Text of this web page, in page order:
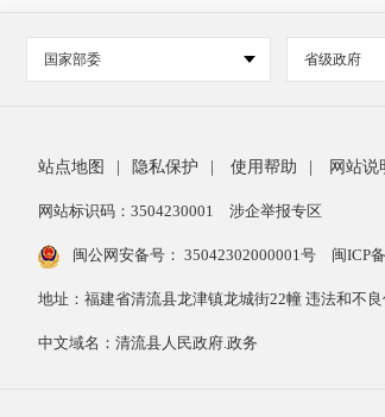
国家部委 省级政府
站点地图 隐私保护 使用帮助 网站说
网站标识码：3504230001 涉企举报专区
闽公网安备号： 35042302000001号 闽ICP
地址：福建省清流县龙津镇龙城街22幢 违法和不
中文域名：清流县人民政府.政务